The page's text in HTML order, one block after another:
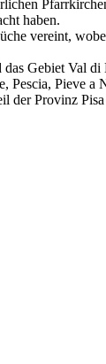
haben.
vereint,
Gebiet Val
Pescia, Pieve a
der Provinz